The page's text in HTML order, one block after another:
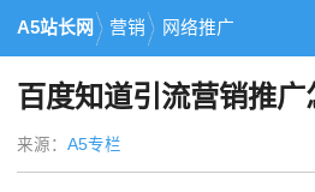
A5站长网 营销 网络推广
百度知道引流营销推广
来源： A5专栏